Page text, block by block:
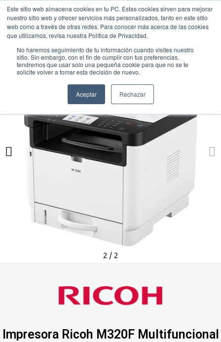
Este sitio web almacena cookies en tu PC. Estas cookies sirven para mejorar
nuestro sitio web y ofrecer servicios más personalizados, tanto en este sitio
web como a través de otras redes. Para conocer más acerca de las cookies
que utilizamos, revisa nuestra Política de Privacidad.
No haremos seguimiento de tu información cuando visites nuestro
sitio. Sin embargo, con el fin de cumplir con tus preferencias,
tendremos que usar solo una pequeña cookie para que no se te
solicite volver a tomar esta decisión de nuevo.
Aceptar Rechazar
2 / 2
Impresora Ricoh M320F Multifuncional